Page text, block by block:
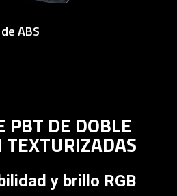
ABS
PBT DE DOBLE
TEXTURIZADAS
y brillo RGB